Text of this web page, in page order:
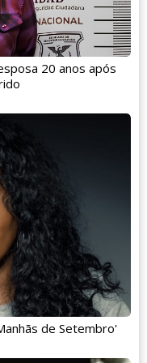
20 anos após
de Setembro'